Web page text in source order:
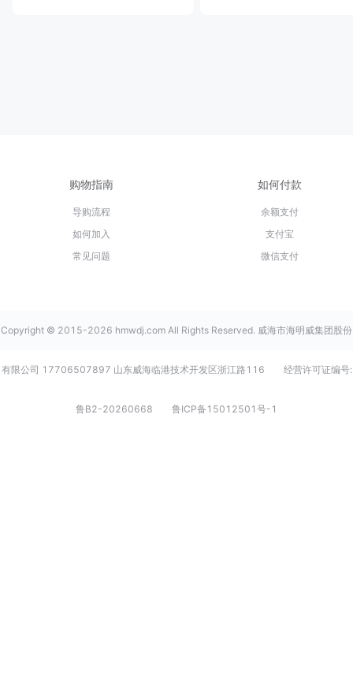
购物指南
导购流程
如何加入
常见问题
如何付款
余额支付
支付宝
微信支付
Copyright © 2015-2026 hmwdj.com All Rights Reserved. 威海市海明威集团股份
有限公司 17706507897 山东威海临港技术开发区浙江路116 经营许可证编号:
鲁B2-20260668 鲁ICP备15012501号-1